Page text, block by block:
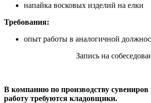
напайка восковых изделий на елки
Требования:
опыт работы в аналогичной
Запись на
В компанию по производству
работу требуются кладовщики.